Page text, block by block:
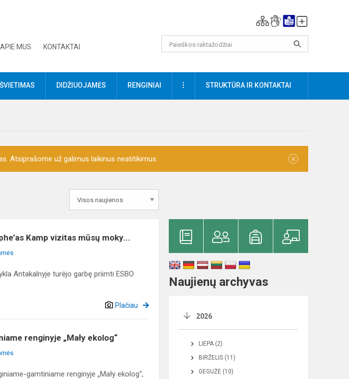
APIE MUS KONTAKTAI
DIDŽIUOJAMĖS RENGINIAI DAUGIAUSTRUKTŪRA IR KONTAKTAI
Atsiprašome už galimus laikinus neatitikimus. ×
Kamp vizitas mūsų moky...
Antakalnyje turėjo garbę priimti ESBO
Plačiau
renginyje „Mały ekolog“
gamtiniame renginyje „Mały ekolog“,
Naujienų archyvas
2026
LIEPA (2)
BIRŽELIS (11)
GEGUŽĖ (10)